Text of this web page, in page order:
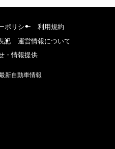
ポリシー
利用規約
記
運営情報について
・情報提供
新自動車情報